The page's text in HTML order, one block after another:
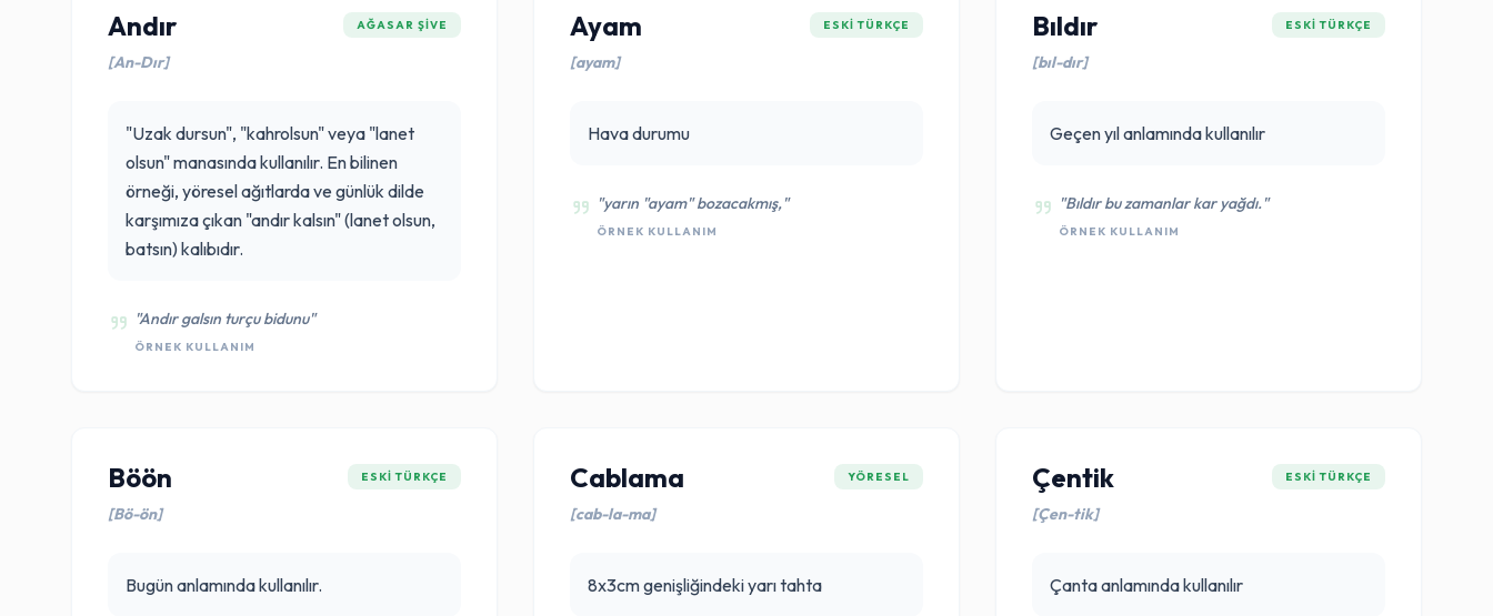
Andır
[An-Dır]
AĞASAR ŞIVE
"Uzak dursun", "kahrolsun" veya "lanet
olsun" manasında kullanılır. En bilinen
örneği, yöresel ağıtlarda ve günlük dilde
karşımıza çıkan "andır kalsın" (lanet olsun,
batsın) kalıbıdır.
"Andır galsın turçu bidunu"
ÖRNEK KULLANIM
Ayam
[ayam]
ESKI TÜRKÇE
Hava durumu
"yarın "ayam" bozacakmış,"
ÖRNEK KULLANIM
Bıldır
[bıl-dır]
ESKI TÜRKÇE
Geçen yıl anlamında kullanılır
"Bıldır bu zamanlar kar yağdı."
ÖRNEK KULLANIM
Böön
[Bö-ön]
ESKI TÜRKÇE
Bugün anlamında kullanılır.
Cablama
[cab-la-ma]
YÖRESEL
8x3cm genişliğindeki yarı tahta
Çentik
[Çen-tik]
ESKI TÜRKÇE
Çanta anlamında kullanılır